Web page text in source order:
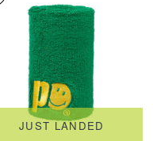
JUST LANDED